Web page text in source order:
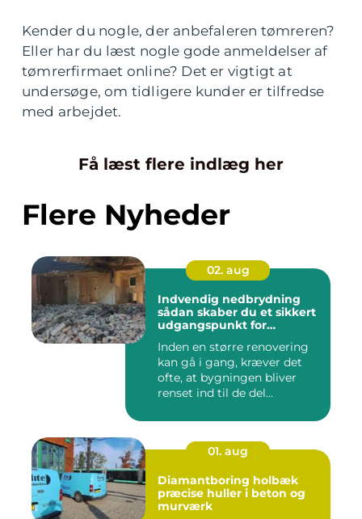
Kender du nogle, der anbefaleren tømreren?
Eller har du læst nogle gode anmeldelser af
tømrerfirmaet online? Det er vigtigt at
undersøge, om tidligere kunder er tilfredse
med arbejdet.
Få læst flere indlæg her
Flere Nyheder
02. aug
Indvendig nedbrydning
sådan skaber du et sikkert
udgangspunkt for
Inden en større renovering
kan gå i gang, kræver det
ofte, at bygningen bliver
renset ind til de del...
01. aug
Diamantboring holbæk
præcise huller i beton og
murværk